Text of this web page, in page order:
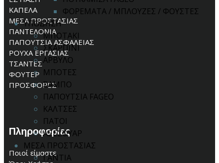
ΦΟΡΕΜΑΤΑ / ΜΠΛΟΥΖΕΣ / ΦΟΥΣΤΕΣ
ΥΠΟΔΗΣΗ
ΜΠΟΤΑΚΙ
ΣΚΑΡΠΙΝΙ
ΑΡΒΥΛΟ
ΜΠΟΤΕΣ
ΣΑΜΠΟ
ΠΑΠΟΥΤΣΙΑ FAGEO
ΚΑΛΤΣΕΣ
ΠΑΤΟΙ
ΑΞΕΣΟΥΑΡ
ΜΕΣΑ ΠΡΟΣΤΑΣΙΑΣ
ΓΑΝΤΙΑ
ΚΑΠΕΛΑ
ΜΕΣΑ ΠΡΟΣΤΑΣΙΑΣ
ΠΑΝΤΕΛΟΝΙΑ
ΠΑΠΟΥΤΣΙΑ ΑΣΦΑΛΕΙΑΣ
ΡΟΥΧΑ ΕΡΓΑΣΙΑΣ
ΤΣΑΝΤΕΣ
ΦΟΥΤΕΡ
ΠΡΟΣΦΟΡΕΣ
Πληροφορίες
Ποιοί είμαστε